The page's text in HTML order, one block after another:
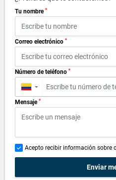
Tu nombre *
Correo electrónico *
Número de teléfono *
▼
Mensaje *
Acepto recibir información sobre
Enviar